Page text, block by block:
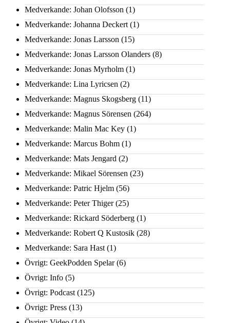
Medverkande: Johan Olofsson (1)
Medverkande: Johanna Deckert (1)
Medverkande: Jonas Larsson (15)
Medverkande: Jonas Larsson Olanders (8)
Medverkande: Jonas Myrholm (1)
Medverkande: Lina Lyricsen (2)
Medverkande: Magnus Skogsberg (11)
Medverkande: Magnus Sörensen (264)
Medverkande: Malin Mac Key (1)
Medverkande: Marcus Bohm (1)
Medverkande: Mats Jengard (2)
Medverkande: Mikael Sörensen (23)
Medverkande: Patric Hjelm (56)
Medverkande: Peter Thiger(25)
Medverkande: Rickard Söderberg (1)
Medverkande: Robert Q Kustosik (28)
Medverkande: Sara Hast (1)
Övrigt: GeekPodden Spelar(6)
Övrigt: Info (5)
Övrigt: Podcast (125)
Övrigt: Press (13)